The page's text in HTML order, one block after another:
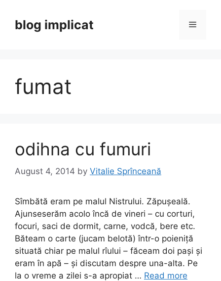
contentblog implicat Menu
fumat
odihna cu fumuri
August 4, 2014 by Vitalie Sprînceană
Sîmbătă eram pe malul Nistrului. Zăpușeală.
Ajunseserăm acolo încă de vineri – cu corturi,
focuri, saci de dormit, carne, vodcă, bere etc.
Băteam o carte (jucam belotă) într-o poieniță
situată chiar pe malul rîului – făceam doi pași și
eram în apă – și discutam despre una-alta. Pe
la o vreme a zilei s-a apropiat … Read more